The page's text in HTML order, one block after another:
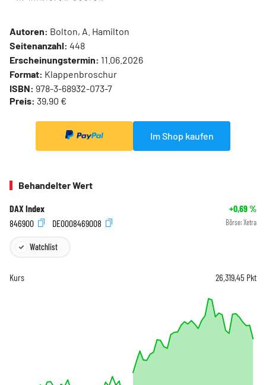
Autoren: Bolton, A. Hamilton
Seitenanzahl: 448
Erscheinungstermin: 11.06.2026
Format: Klappenbroschur
ISBN: 978-3-68932-073-7
Preis: 39,90 €
Im Shop kaufen
Behandelter Wert
DAX Index +0,69%
846900
DE0008469008 Börse: Xetra
Watchlist
Kurs 26.319,45 Pkt